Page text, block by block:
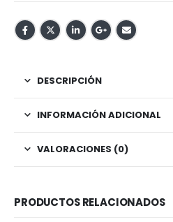
DESCRIPCIÓN
INFORMACIÓN ADICIONAL
VALORACIONES (0)
PRODUCTOS RELACIONADOS